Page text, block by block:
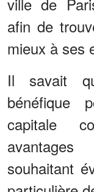
afin de
mieux à ses
Il savait
bénéfique
capitale
souhaitant